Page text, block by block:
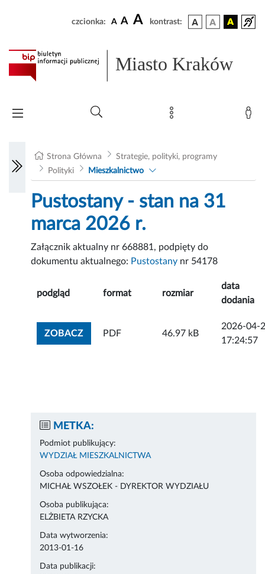
czcionka: A A A kontrast:
Miasto Kraków
Strona Główna
Strategie, polityki, programy
Polityki
Mieszkalnictwo
Pustostany - stan na 31
marca 2026 r.
Załącznik aktualny nr 668881, podpięty do
dokumentu aktualnego: Pustostany nr 54178
podgląd format rozmiar
data
dodania
ZOBACZZOBACZ ZAŁĄCZNIK
PDF 46.97 kB
2026-04-
17:24:57
METKA:
Podmiot publikujący:
WYDZIAŁ MIESZKALNICTWA
Osoba odpowiedzialna:
MICHAŁ WSZOŁEK - DYREKTOR WYDZIAŁU
Osoba publikująca:
ELŻBIETA RZYCKA
Data wytworzenia:
2013-01-16
Data publikacji: